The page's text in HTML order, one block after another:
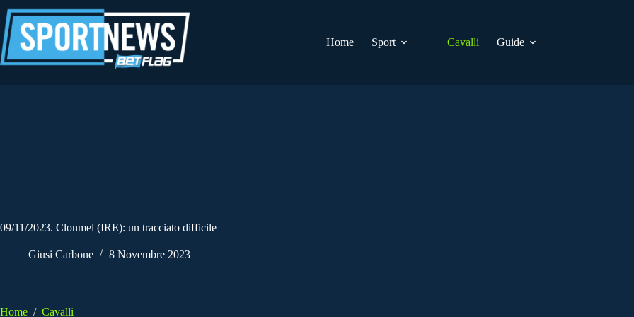
al
contenuto
Home
Sport Cavalli Guide
09/11/2023. Clonmel (IRE): un tracciato difficile
Giusi Carbone 8 Novembre 2023
Home / Cavalli